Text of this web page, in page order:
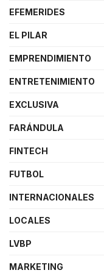
EFEMERIDES
EL PILAR
EMPRENDIMIENTO
ENTRETENIMIENTO
EXCLUSIVA
FARÁNDULA
FINTECH
FUTBOL
INTERNACIONALES
LOCALES
LVBP
MARKETING